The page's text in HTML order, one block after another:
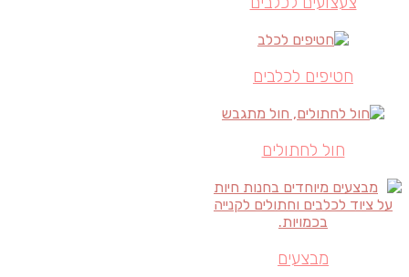
חטיפים לכלבים
חול לחתולים
מבצעים